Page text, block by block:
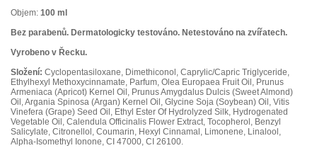
Objem: 100 ml
Bez parabenů. Dermatologicky testováno. Netestováno na zvířatech.
Vyrobeno v Řecku.
Složení: Cyclopentasiloxane, Dimethiconol, Caprylic/Capric Triglyceride,
Ethylhexyl Methoxycinnamate, Parfum, Olea Europaea Fruit Oil, Prunus
Armeniaca (Apricot) Kernel Oil, Prunus Amygdalus Dulcis (Sweet Almond)
Oil, Argania Spinosa (Argan) Kernel Oil, Glycine Soja (Soybean) Oil, Vitis
Vinefera (Grape) Seed Oil, Ethyl Ester Of Hydrolyzed Silk, Hydrogenated
Vegetable Oil, Calendula Officinalis Flower Extract, Tocopherol, Benzyl
Salicylate, Citronellol, Coumarin, Hexyl Cinnamal, Limonene, Linalool,
Alpha-Isomethyl Ionone, CI 47000, CI 26100.